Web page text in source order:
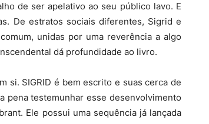
de ser apelativo ao seu público lavo. E
De estratos sociais diferentes, Sigrid e
unidas por uma reverência a algo
dá profundidade ao livro.
si. SIGRID é bem escrito e suas cerca de
pena testemunhar esse desenvolvimento
Ele possui uma sequência já lançada